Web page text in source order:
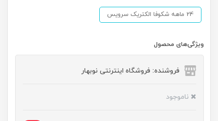
24 ماهه شکوفا الکتریک سرویس
ویژگی‌های محصول
فروشنده: فروشگاه اینترنتی نوبهار
ناموجود